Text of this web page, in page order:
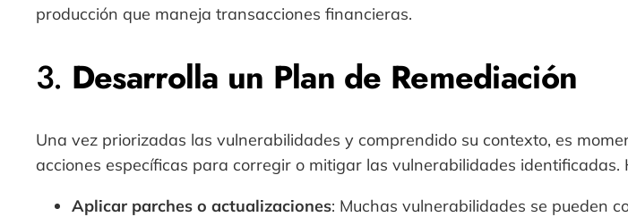
producción que maneja transacciones financieras.
3. Desarrolla un Plan de Remediación
Una vez priorizadas las vulnerabilidades y comprendido su contexto, es
acciones específicas para corregir o mitigar las vulnerabilidades
Aplicar parches o actualizaciones: Muchas vulnerabilidades se pueden